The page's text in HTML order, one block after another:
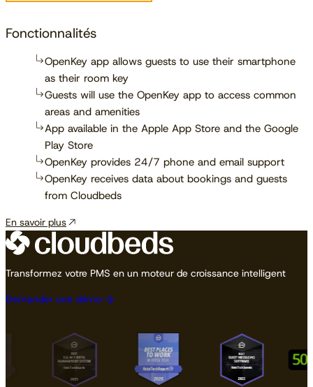
Fonctionnalités
OpenKey app allows guests to use their smartphone
as their room key
Guests will use the OpenKey app to access common
areas and amenities
App available in the Apple App Store and the Google
Play Store
OpenKey provides 24/7 phone and email support
OpenKey receives data about bookings and guests
from Cloudbeds
En savoir plus
Transformez votre PMS en un moteur de croissance intelligent
Demander une démo